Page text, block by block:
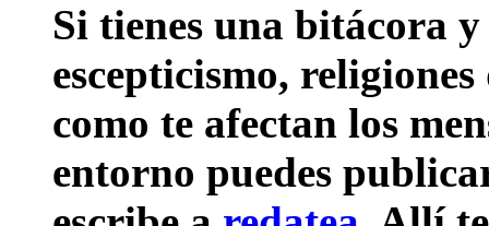
Si tienes una bitácora
escepticismo,
como te afectan los
entorno puedes